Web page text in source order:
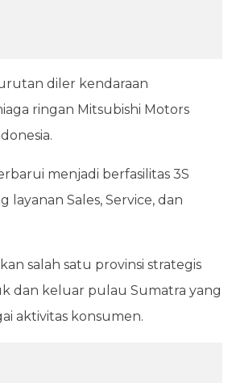
diler kendaraan
ringan Mitsubishi Motors
menjadi berfasilitas 3S
Sales, Service, dan
salah satu provinsi strategis
dan keluar pulau Sumatra yang
aktivitas konsumen.